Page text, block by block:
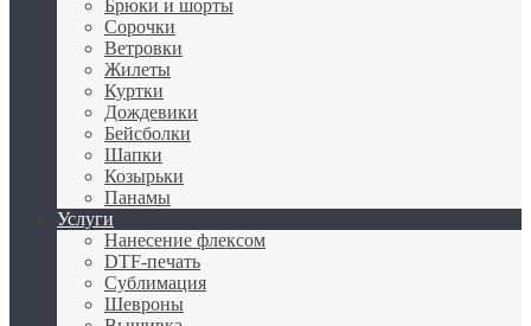
Брюки и шорты
Сорочки
Ветровки
Жилеты
Куртки
Дождевики
Бейсболки
Шапки
Козырьки
Панамы
Услуги
Нанесение флексом
DTF-печать
Сублимация
Шевроны